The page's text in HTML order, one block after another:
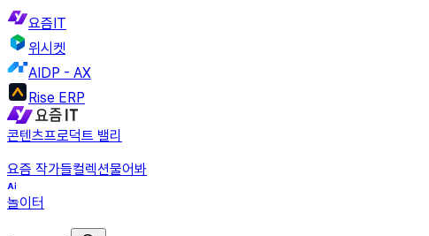
요즘IT
위시켓
AIDP - AX
Rise ERP
콘텐츠프로덕트 밸리
요즘 작가들컬렉션물어봐
놀이터